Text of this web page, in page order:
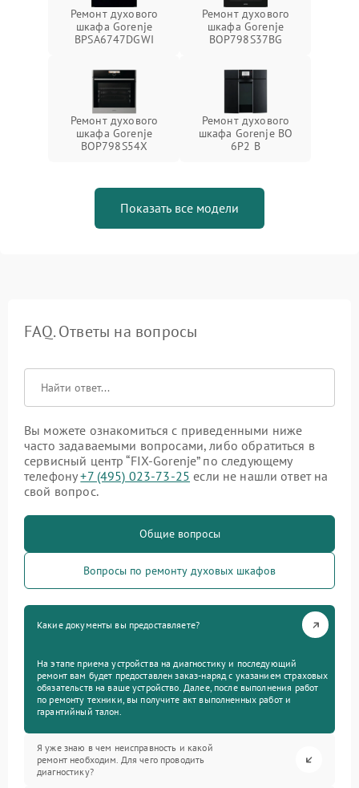
Ремонт духового
шкафа Gorenje
BPSA6747DGWI
Ремонт духового
шкафа Gorenje
BOP798S37BG
Ремонт духового
шкафа Gorenje
BOP798S54X
Ремонт духового
шкафа Gorenje BO
6P2 B
Показать все модели
FAQ. Ответы на вопросы
Вы можете ознакомиться с приведенными ниже
часто задаваемыми вопросами, либо обратиться в
сервисный центр “FIX-Gorenje” по следующему
телефону+7 (495) 023-73-25 если не нашли ответ на
свой вопрос.
Общие вопросы
Вопросы по ремонту духовых шкафов
Какие документы вы предоставляете?
На этапе приема устройства на диагностику и последующий
ремонт вам будет предоставлен заказ-наряд с указанием страховых
обязательств на ваше устройство. Далее, после выполнения работ
по ремонту техники, вы получите акт выполненных работ и
гарантийный талон.
Я уже знаю в чем неисправность и какой
ремонт необходим. Для чего проводить
диагностику?